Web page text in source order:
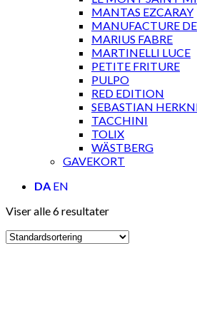
MANTAS EZCARAY
MANUFACTURE
MARIUS FABRE
MARTINELLI LUCE
PETITE FRITURE
PULPO
RED EDITION
SEBASTIAN
TACCHINI
TOLIX
WÄSTBERG
GAVEKORT
DA EN
Viser alle 6 resultater